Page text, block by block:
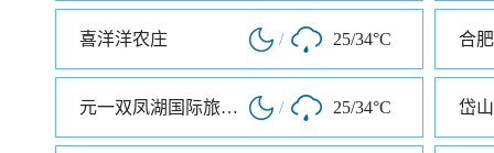
喜洋洋农庄 / 25/34°C 合
元一双凤湖国际旅游度假区 / 25/34°C 岱